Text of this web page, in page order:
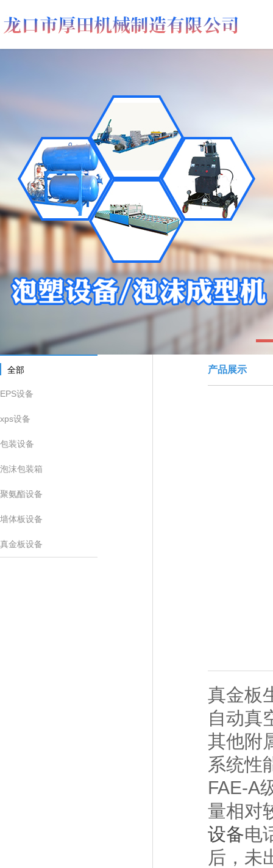
全部
EPS设备
xps设备
包装设备
泡沫包装箱
聚氨酯设备
墙体板设备
真金板设备
产品展示
真金板
自动真
其他附
系统性
FAE-A
量相对
设备电
后，未